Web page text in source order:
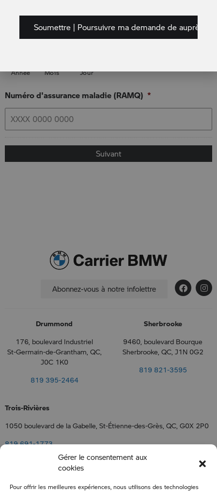
Gérer le consentement aux
cookies
Pour offrir les meilleures expériences, nous utilisons des technologies
Date d’expiration du permis de conduire *
Année Mois Jour
Numéro d'assurance maladie (RAMQ) *
Abonnez-vous à notre infolettre
Drummond
176, boulevard Industriel
St-Germain-de-Grantham, QC,
J0C 1K0
819 395-2464
Sherbrooke
9460, boulevard Bourque
Sherbrooke, QC, J1N 0G2
819 821-3595
Trois-Rivières
1050 boulevard de la Gabelle, St-Étienne-des-Grès, QC, G0X 2P0
819 691-1773